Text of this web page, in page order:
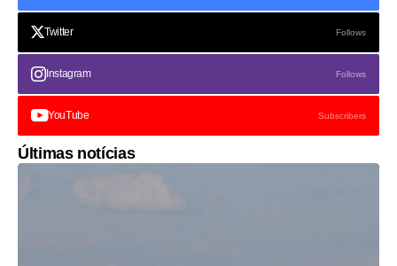
Twitter Follows
Instagram Follows
YouTube Subscribers
Últimas notícias